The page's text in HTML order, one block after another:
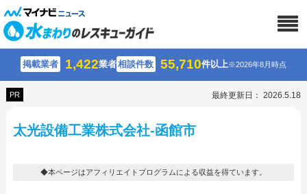
掲載業者 1,422業者相談件数 55,710件以上※2026年8月時点
PR 最終更新日： 2026.5.18
太光設備工業株式会社-函館市
◆本ページはアフィリエイトプログラムによる収益を得ています。